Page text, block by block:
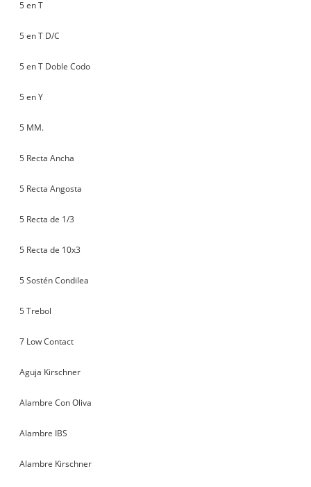
5 en T
5 en T D/C
5 en T Doble Codo
5 en Y
5 MM.
5 Recta Ancha
5 Recta Angosta
5 Recta de 1/3
5 Recta de 10x3
5 Sostén Condilea
5 Trebol
7 Low Contact
Aguja Kirschner
Alambre Con Oliva
Alambre IBS
Alambre Kirschner